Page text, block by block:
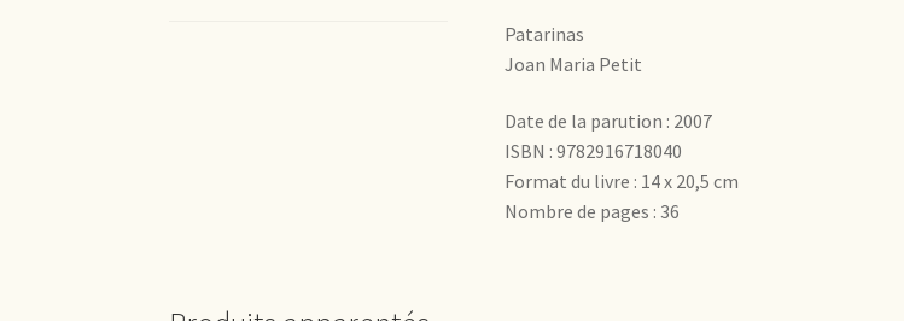
Patarinas
Joan Maria Petit
Date de la parution : 2007
ISBN : 9782916718040
Format du livre : 14 x 20,5 cm
Nombre de pages : 36